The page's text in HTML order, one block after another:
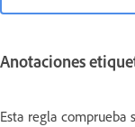
Anotaciones
Esta regla comprueba